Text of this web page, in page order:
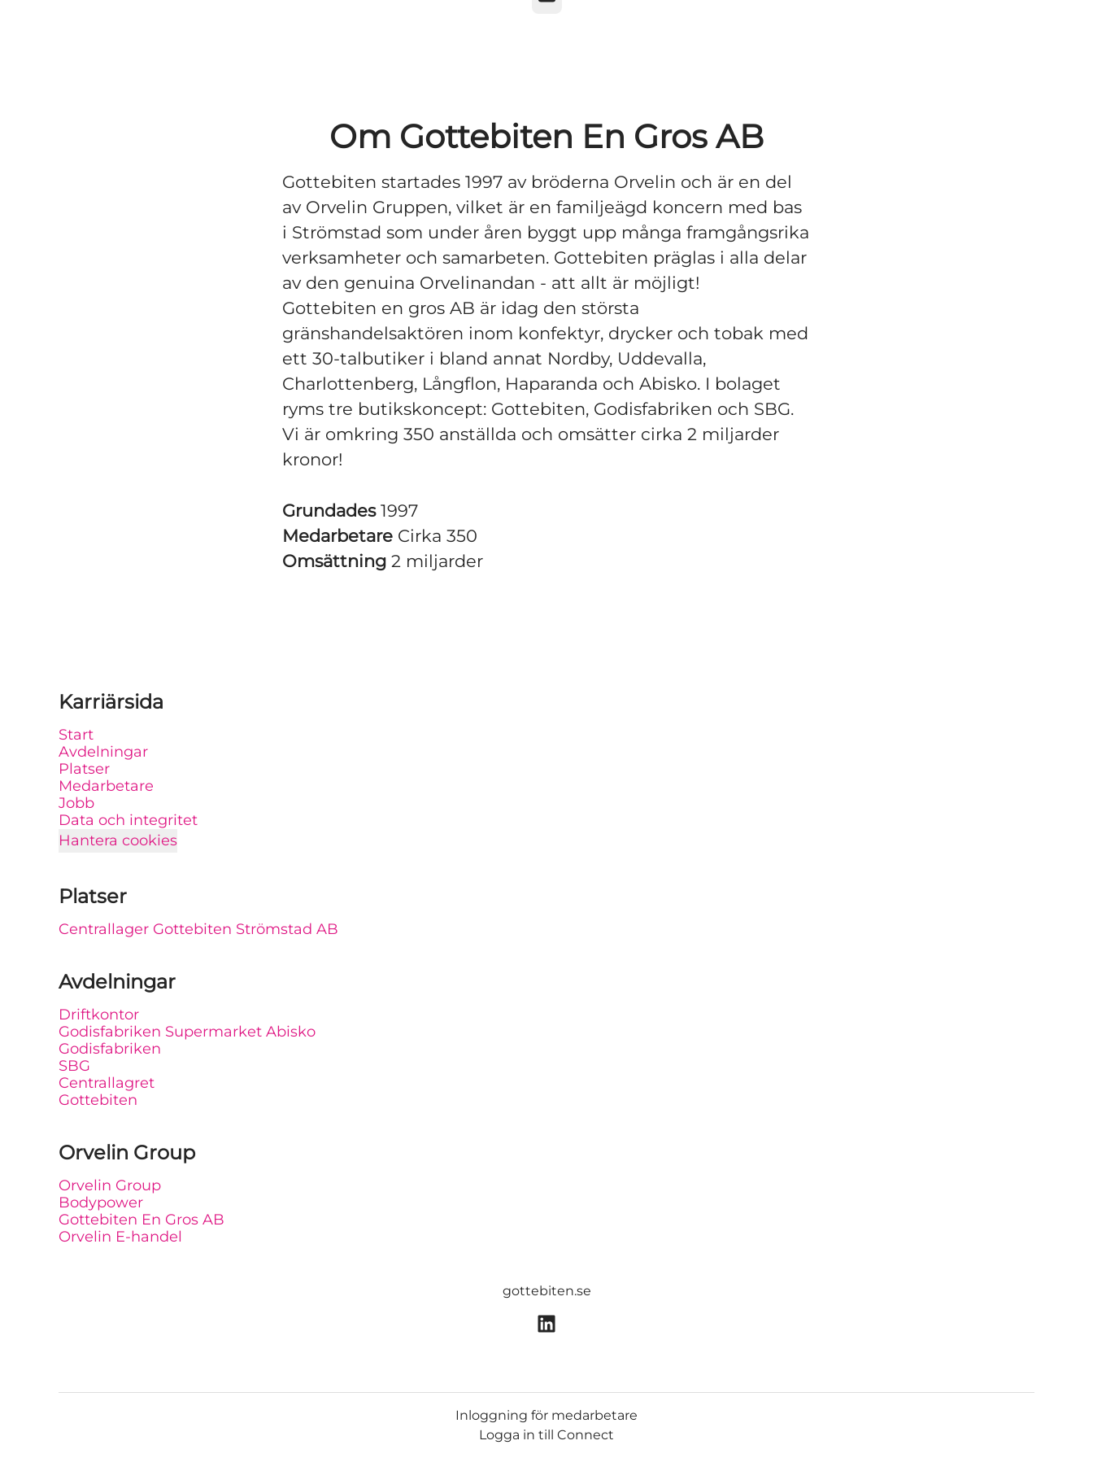
Om Gottebiten En Gros AB
Gottebiten startades 1997 av bröderna Orvelin och är en del
av Orvelin Gruppen, vilket är en familjeägd koncern med bas
i Strömstad som under åren byggt upp många framgångsrika
verksamheter och samarbeten. Gottebiten präglas i alla delar
av den genuina Orvelinandan - att allt är möjligt!
Gottebiten en gros AB är idag den största
gränshandelsaktören inom konfektyr, drycker och tobak med
ett 30-talbutiker i bland annat Nordby, Uddevalla,
Charlottenberg, Långflon, Haparanda och Abisko. I bolaget
ryms tre butikskoncept: Gottebiten, Godisfabriken och SBG.
Vi är omkring 350 anställda och omsätter cirka 2 miljarder
kronor!
Grundades 1997
Medarbetare Cirka 350
Omsättning 2 miljarder
Karriärsida
Start
Avdelningar
Platser
Medarbetare
Jobb
Data och integritet
Hantera cookies
Platser
Centrallager Gottebiten Strömstad AB
Avdelningar
Driftkontor
Godisfabriken Supermarket Abisko
Godisfabriken
SBG
Centrallagret
Gottebiten
Orvelin Group
Orvelin Group
Bodypower
Gottebiten En Gros AB
Orvelin E-handel
gottebiten.se
Inloggning för medarbetare
Logga in till Connect